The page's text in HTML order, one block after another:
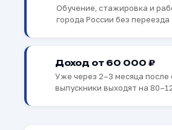
Обучение, стажировка и
города России без переезда
Доход от 60 000 ₽
Уже через 2–3 месяца после
выпускники выходят на